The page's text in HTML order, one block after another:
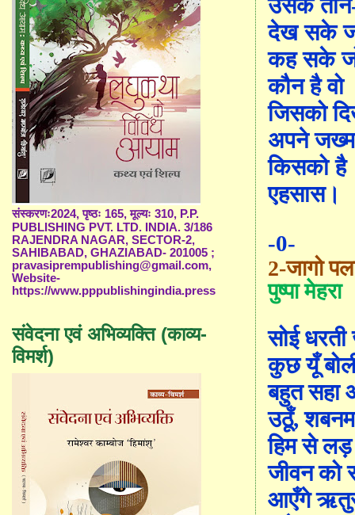
उसके ताने
देख सके
कह सके
कौन है वो
जिसको
अपने जख्म
किसको है
एहसास।
-0-
2-जागो
पुष्पा मेहरा
सोई धरती
कुछ यूँ
बहुत सहा
उठूँ,
हिम से
जीवन को
आएँगे
संस्करणः2024, पृष्ठः 165, मूल्यः 310, P.P.
PUBLISHING PVT. LTD. INDIA. 3/186
RAJENDRA NAGAR, SECTOR-2,
SAHIBABAD, GHAZIABAD- 201005 ;
pravasiprempublishing@gmail.com,
Website-
https://www.pppublishingindia.press
संवेदना एवं अभिव्यक्ति (काव्य-
विमर्श)